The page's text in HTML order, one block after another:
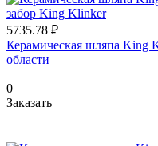
5735.78 ₽
Керамическая шляпа King
области
0
Заказать